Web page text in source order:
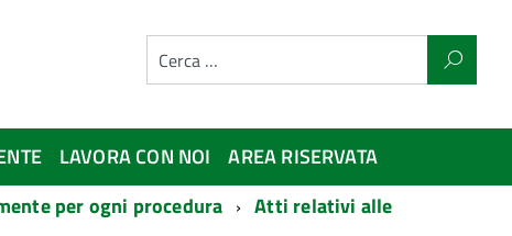
LAVORA CON NOI
AREA RISERVATA
per ogni procedura Atti relativi alle